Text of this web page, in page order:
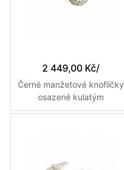
2 449,00 Kč/
Černé manžetové knoflíčky
osazené kulatým
polodrahokamem z onyxu